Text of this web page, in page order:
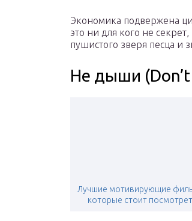
Экономика подвержена
это ни для кого не
пушистого зверя песца и
Не дыши
Лучшие мотивирующие
которые стоит